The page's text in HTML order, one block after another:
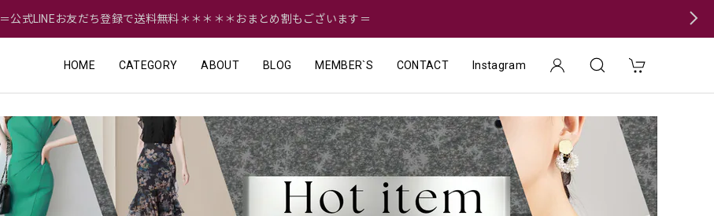
＝公式LINEお友だち登録で送料無料＊＊＊＊＊おまとめ割もございます＝
HOME CATEGORY ABOUT BLOG MEMBER`S CONTACT Instagram